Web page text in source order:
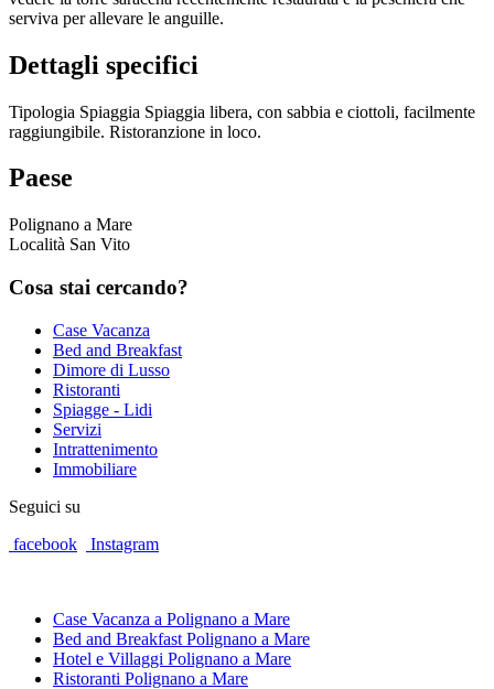
serviva per allevare le anguille.
Dettagli specifici
Tipologia Spiaggia Spiaggia libera, con sabbia e ciottoli, facilmente
raggiungibile. Ristoranzione in loco.
Paese
Polignano a Mare
Località San Vito
Cosa stai cercando?
Case Vacanza
Bed and Breakfast
Dimore di Lusso
Ristoranti
Spiagge - Lidi
Servizi
Intrattenimento
Immobiliare
Seguici su
facebook
Instagram
Case Vacanza a Polignano a Mare
Bed and Breakfast Polignano a Mare
Hotel e Villaggi Polignano a Mare
Ristoranti Polignano a Mare